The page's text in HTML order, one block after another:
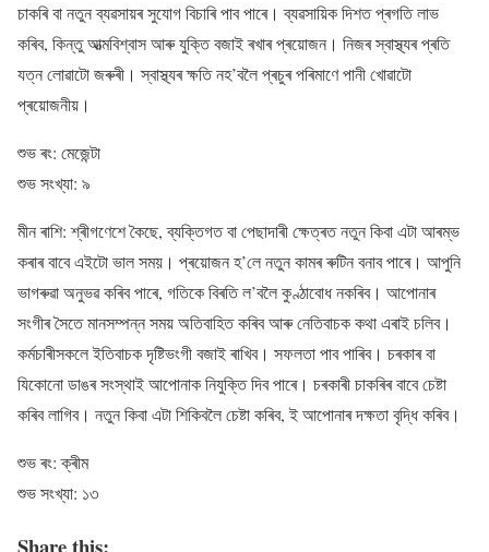
চাকৰি বা নতুন ব্যৱসায়ৰ সুযোগ বিচাৰি পাব পাৰে। ব্যৱসায়িক দিশত প্ৰগতি লাভ
কৰিব, কিন্তু আত্মবিশ্বাস আৰু যুক্তি বজাই ৰখাৰ প্ৰয়োজন। নিজৰ স্বাস্থ্যৰ প্ৰতি
যত্ন লোৱাটো জৰুৰী। স্বাস্থ্যৰ ক্ষতি নহ’বলৈ প্ৰচুৰ পৰিমাণে পানী খোৱাটো
প্ৰয়োজনীয়।
শুভ ৰং: মেজেন্টা
শুভ সংখ্যা: ৯
মীন ৰাশি: শ্ৰীগণেশে কৈছে, ব্যক্তিগত বা পেছাদাৰী ক্ষেত্ৰত নতুন কিবা এটা আৰম্ভ
কৰাৰ বাবে এইটো ভাল সময়। প্ৰয়োজন হ’লে নতুন কামৰ ৰুটিন বনাব পাৰে। আপুনি
ভাগৰুৱা অনুভৱ কৰিব পাৰে, গতিকে বিৰতি ল’বলৈ কুণ্ঠাবোধ নকৰিব। আপোনাৰ
সংগীৰ সৈতে মানসম্পন্ন সময় অতিবাহিত কৰিব আৰু নেতিবাচক কথা এৰাই চলিব।
কৰ্মচাৰীসকলে ইতিবাচক দৃষ্টিভংগী বজাই ৰাখিব। সফলতা পাব পাৰিব। চৰকাৰ বা
যিকোনো ডাঙৰ সংস্থাই আপোনাক নিযুক্তি দিব পাৰে। চৰকাৰী চাকৰিৰ বাবে চেষ্টা
কৰিব লাগিব। নতুন কিবা এটা শিকিবলৈ চেষ্টা কৰিব, ই আপোনাৰ দক্ষতা বৃদ্ধি কৰিব।
শুভ ৰং: ক্ৰীম
শুভ সংখ্যা: ১৩
Share this: